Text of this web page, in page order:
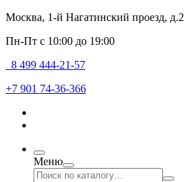
Москва, 1-й Нагатинский проезд, д.2
Пн-Пт с 10:00 до 19:00
8 499 444-21-57
+7 901 74-36-366
Меню